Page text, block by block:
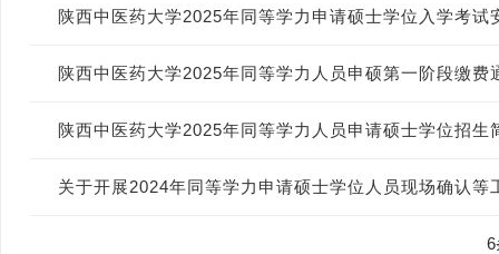
陕西中医药大学2025年同等学力申请硕士学位入学考试
陕西中医药大学2025年同等学力人员申硕第一阶段缴费
陕西中医药大学2025年同等学力人员申请硕士学位招生
关于开展2024年同等学力申请硕士学位人员现场确认等
6